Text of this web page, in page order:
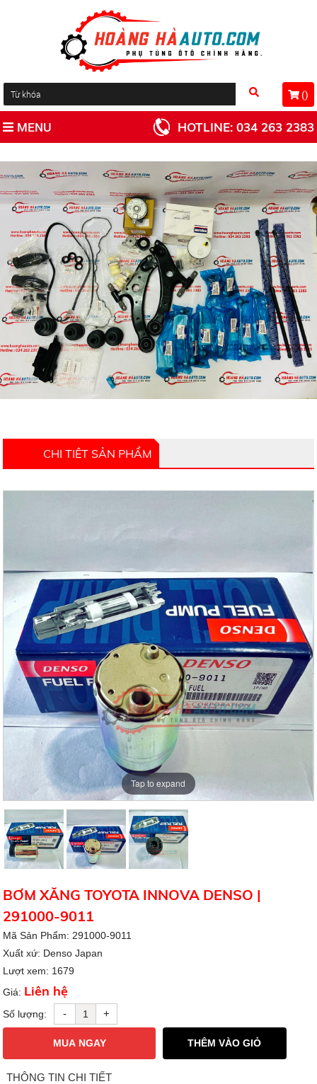
()
MENU HOTLINE: 034 263 2383
CHI TIÊT SẢN PHẨM
Tap to expand
BƠM XĂNG TOYOTA INNOVA DENSO |
291000-9011
Mã Sản Phẩm: 291000-9011
Xuất xứ: Denso Japan
Lượt xem: 1679
Giá: Liên hệ
Số lượng: - +
MUA NGAY THÊM VÀO GIỎ
THÔNG TIN CHI TIẾT